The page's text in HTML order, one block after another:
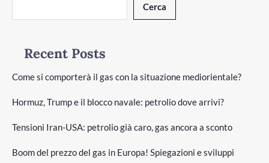
Cerca
Recent Posts
Come si comporterà il gas con la situazione mediorientale?
Hormuz, Trump e il blocco navale: petrolio dove arrivi?
Tensioni Iran-USA: petrolio già caro, gas ancora a sconto
Boom del prezzo del gas in Europa! Spiegazioni e sviluppi